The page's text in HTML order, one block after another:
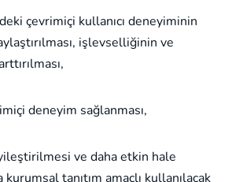
çevrimiçi kullanıcı deneyiminin
işlevselliğinin ve
deneyim sağlanması,
ve daha etkin hale
tanıtım amaçlı kullanılacak